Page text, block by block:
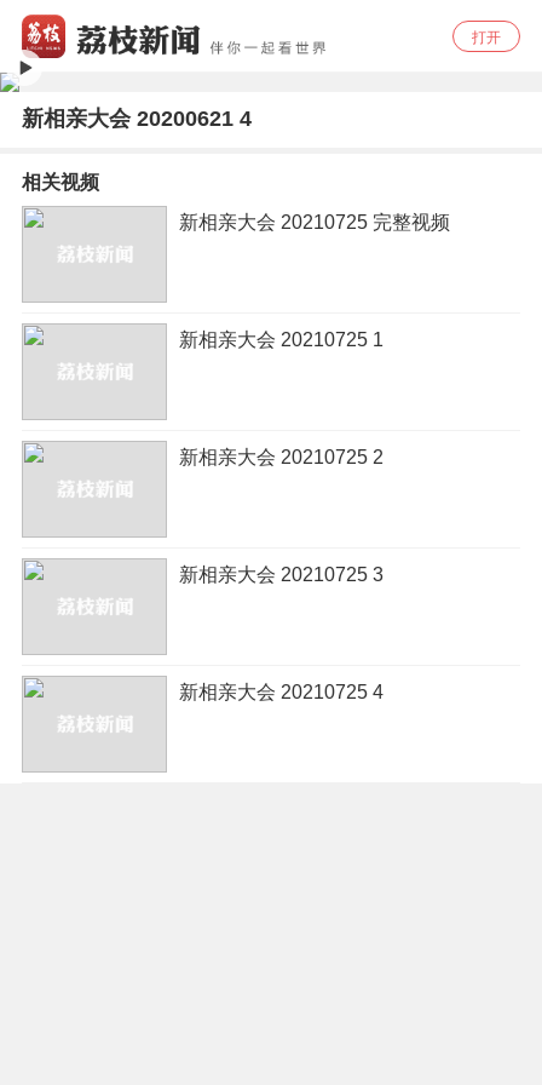
打开
新相亲大会 20200621 4
相关视频
新相亲大会 20210725 完整视频
新相亲大会 20210725 1
新相亲大会 20210725 2
新相亲大会 20210725 3
新相亲大会 20210725 4